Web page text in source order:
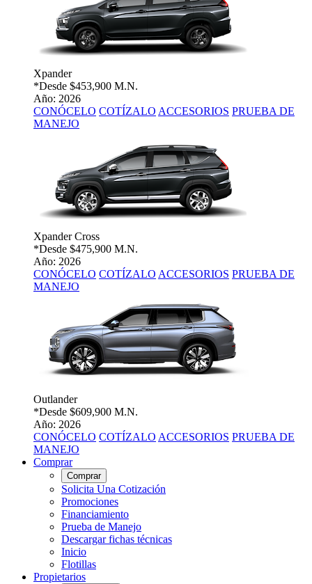
Xpander
*Desde $453,900 M.N.
Año: 2026
CONÓCELO COTÍZALO ACCESORIOS PRUEBA DE
MANEJO
Xpander Cross
*Desde $475,900 M.N.
Año: 2026
CONÓCELO COTÍZALO ACCESORIOS PRUEBA DE
MANEJO
Outlander
*Desde $609,900 M.N.
Año: 2026
CONÓCELO COTÍZALO ACCESORIOS PRUEBA DE
MANEJO
Comprar
Comprar
Solicita Una Cotización
Promociones
Financiamiento
Prueba de Manejo
Descargar fichas técnicas
Inicio
Flotillas
Propietarios